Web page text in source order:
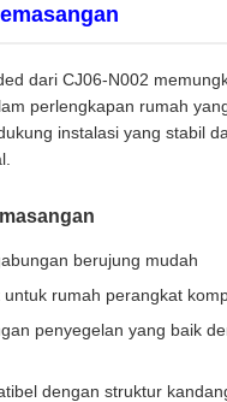
dari CJ06-N002
perlengkapan rumah
instalasi yang stabil
berujung mudah
untuk rumah perangkat
penyegelan yang baik
dengan struktur